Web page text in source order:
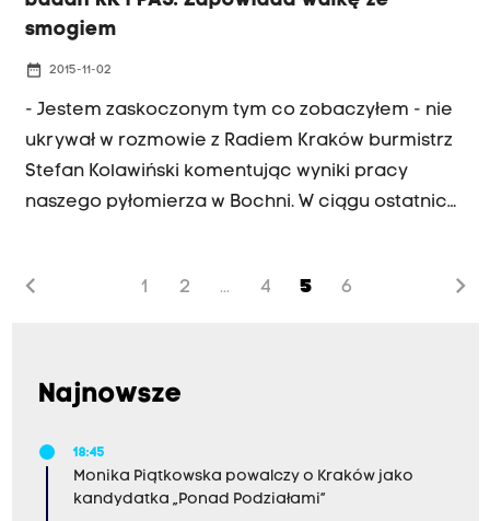
smogiem
date_range 2015-11-02
- Jestem zaskoczonym tym co zobaczyłem - nie
ukrywał w rozmowie z Radiem Kraków burmistrz
Stefan Kolawiński komentując wyniki pracy
naszego pyłomierza w Bochni. W ciągu ostatnich
normie zanieczyszczenia.
chevron_left 1 2 ... 4 5 6 chevron_right
Najnowsze
18:45
Monika Piątkowska powalczy o Kraków jako
kandydatka „Ponad Podziałami”